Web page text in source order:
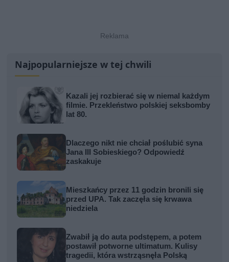
Najpopularniejsze w tej chwili
Kazali jej rozbierać się w niemal każdym
filmie. Przekleństwo polskiej seksbomby
lat 80.
Dlaczego nikt nie chciał poślubić syna
Jana III Sobieskiego? Odpowiedź
zaskakuje
Mieszkańcy przez 11 godzin bronili się
przed UPA. Tak zaczęła się krwawa
niedziela
Zwabił ją do auta podstępem, a potem
postawił potworne ultimatum. Kulisy
tragedii, która wstrząsnęła Polską